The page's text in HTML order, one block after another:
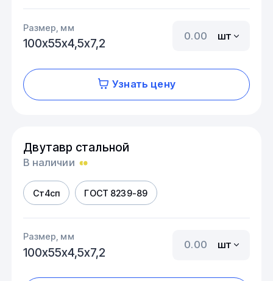
Размер, мм
100х55х4,5х7,2
шт
Узнать цену
Двутавр стальной
В наличии
Ст4сп ГОСТ 8239-89
Размер, мм
100х55х4,5х7,2
шт